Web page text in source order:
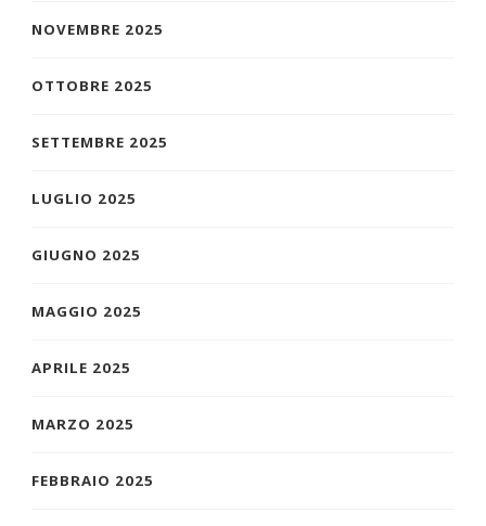
NOVEMBRE 2025
OTTOBRE 2025
SETTEMBRE 2025
LUGLIO 2025
GIUGNO 2025
MAGGIO 2025
APRILE 2025
MARZO 2025
FEBBRAIO 2025